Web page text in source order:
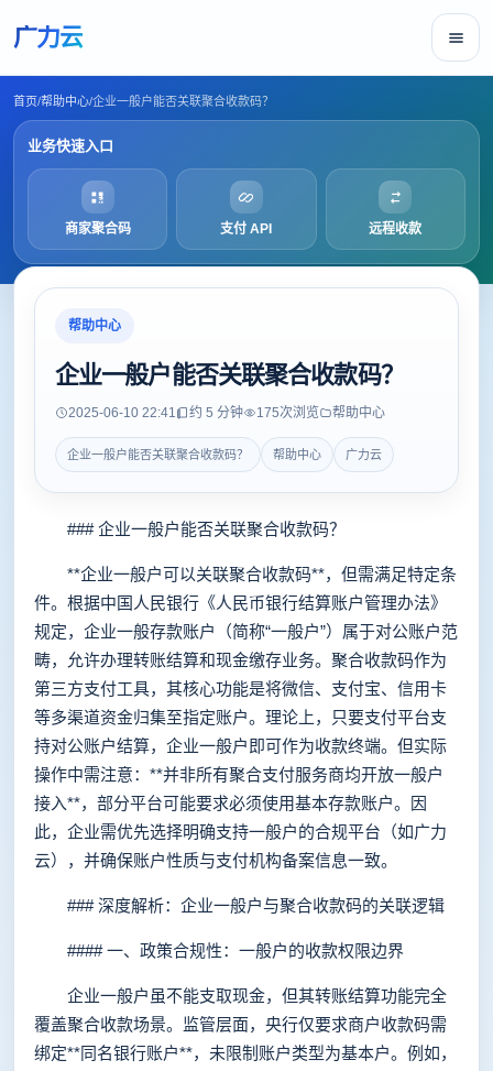
广力云
首页/帮助中心/企业一般户能否关联聚合收款码？
业务快速入口
商家聚合码 支付 API 远程收款
帮助中心
企业一般户能否关联聚合收款码？
2025-06-10 22:41 约 5 分钟 175次浏览 帮助中心
企业一般户能否关联聚合收款码？ 帮助中心 广力云
### 企业一般户能否关联聚合收款码？
**企业一般户可以关联聚合收款码**，但需满足特定条
件。根据中国人民银行《人民币银行结算账户管理办法》
规定，企业一般存款账户（简称“一般户”）属于对公账户范
畴，允许办理转账结算和现金缴存业务。聚合收款码作为
第三方支付工具，其核心功能是将微信、支付宝、信用卡
等多渠道资金归集至指定账户。理论上，只要支付平台支
持对公账户结算，企业一般户即可作为收款终端。但实际
操作中需注意：**并非所有聚合支付服务商均开放一般户
接入**，部分平台可能要求必须使用基本存款账户。因
此，企业需优先选择明确支持一般户的合规平台（如广力
云），并确保账户性质与支付机构备案信息一致。
### 深度解析：企业一般户与聚合收款码的关联逻辑
#### 一、政策合规性：一般户的收款权限边界
企业一般户虽不能支取现金，但其转账结算功能完全
覆盖聚合收款场景。监管层面，央行仅要求商户收款码需
绑定**同名银行账户**，未限制账户类型为基本户。例如，